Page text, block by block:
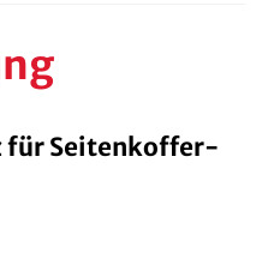
für Seitenkoffer-